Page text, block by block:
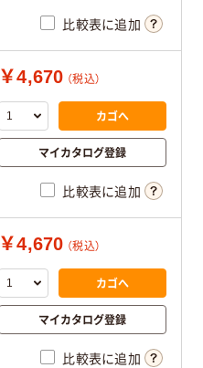
比較表に追加
￥4,670 （税込）
カゴへ
マイカタログ登録
比較表に追加
￥4,670 （税込）
カゴへ
マイカタログ登録
比較表に追加